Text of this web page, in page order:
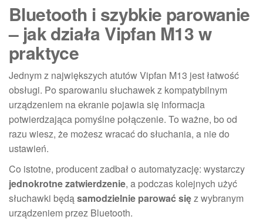
Bluetooth i szybkie parowanie
– jak działa Vipfan M13 w
praktyce
Jednym z największych atutów Vipfan M13 jest łatwość
obsługi. Po sparowaniu słuchawek z kompatybilnym
urządzeniem na ekranie pojawia się informacja
potwierdzająca pomyślne połączenie. To ważne, bo od
razu wiesz, że możesz wracać do słuchania, a nie do
ustawień.
Co istotne, producent zadbał o automatyzację: wystarczy
jednokrotne zatwierdzenie, a podczas kolejnych użyć
słuchawki będąsamodzielnie parować sięz wybranym
urządzeniem przez Bluetooth.